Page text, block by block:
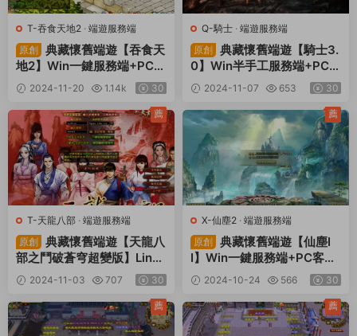
T-吞食天地2 · 端遊服務端
原創
典藏懷舊端遊【吞食天
地2】Win一鍵服務端+PC客
戶端+視頻架設教程
2024-11-20 1.14k 30
Q-騎士 · 端遊服務端
原創
典藏懷舊端遊【騎士3.
0】Win半手工服務端+PC客
戶端+GM工具+視頻架設教
程
2024-11-07 653 30
T-天龍八部 · 端遊服務端
原創
典藏懷舊端遊【天龍八
部之鬥破蒼穹超變版】Linux
手工服務端+PC客戶端+GM
工具+視頻架設教程
2024-11-03 707 30
薦
X-仙塵2 · 端遊服務端
原創
典藏懷舊端遊【仙塵I
I】Win一鍵服務端+PC客戶
端+網頁注冊+視頻架設教程
2024-10-24 566 30
薦
薦 薦